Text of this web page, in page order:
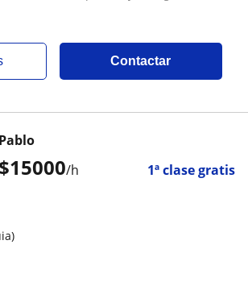
Contactar
$15000/h 1ª clase gratis
Pablo